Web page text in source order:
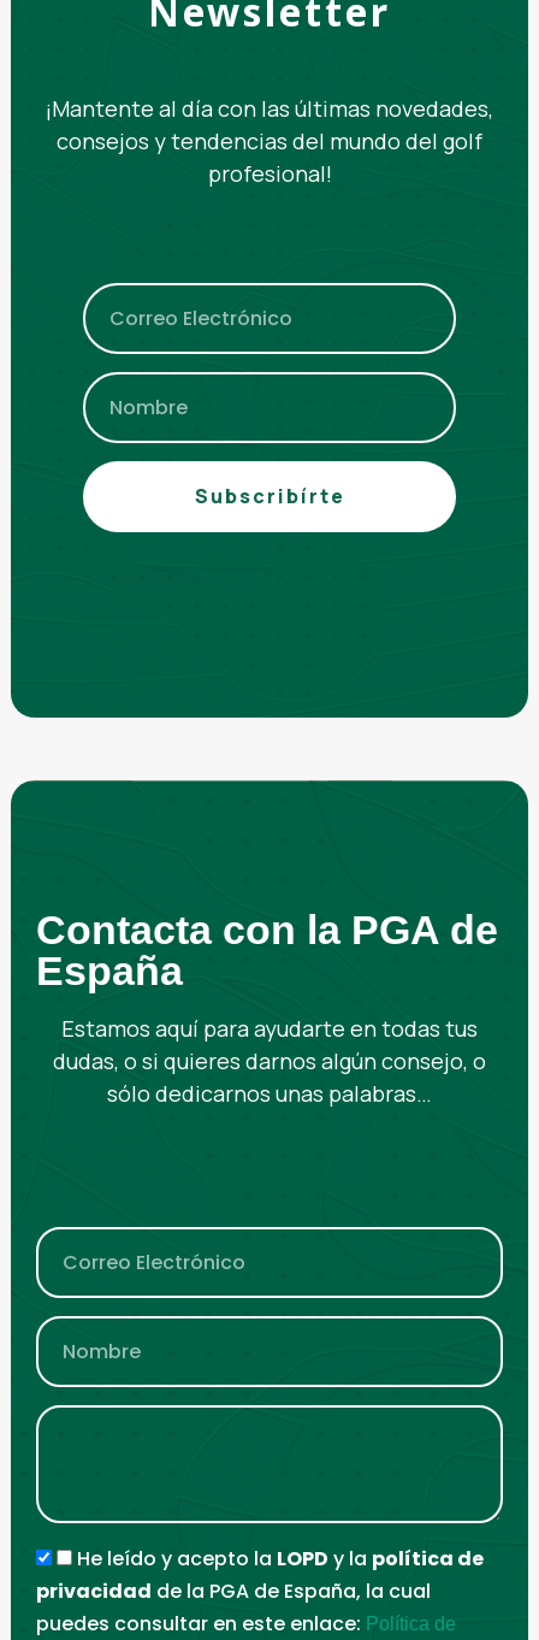
Newsletter
¡Mantente al día con las últimas novedades,
consejos y tendencias del mundo del golf
profesional!
Subscribírte
Contacta con la PGA de
España
Estamos aquí para ayudarte en todas tus
dudas, o si quieres darnos algún consejo, o
sólo dedicarnos unas palabras…
He leído y acepto la LOPD y la política de
privacidad de la PGA de España, la cual
puedes consultar en este enlace: Política de